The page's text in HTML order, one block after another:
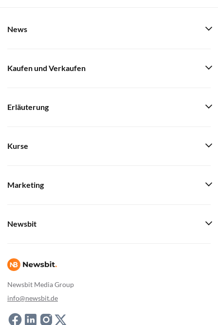
Newsbit Media Group
info@newsbit.de
News
Kaufen und Verkaufen
Erläuterung
Kurse
Marketing
Newsbit